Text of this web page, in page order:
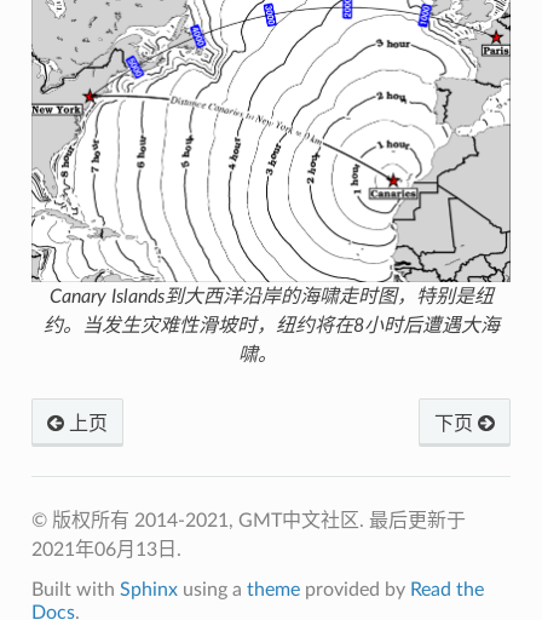
Canary Islands到大西洋沿岸的海啸走时图，特别是纽
约。当发生灾难性滑坡时，纽约将在8小时后遭遇大海
啸。
下页
上页
© 版权所有 2014-2021, GMT中文社区. 最后更新于
2021年06月13日.
Built with Sphinxusing a themeprovided by Read the
Docs.